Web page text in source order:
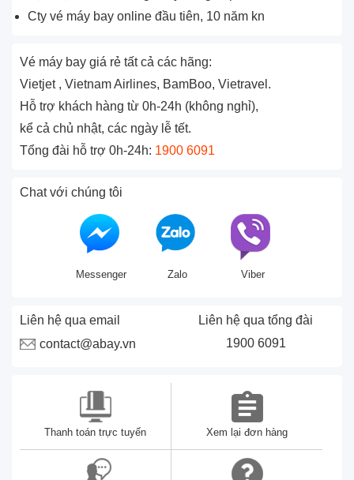
Cty vé máy bay online đầu tiên, 10 năm kn
Vé máy bay giá rẻ tất cả các hãng:
Vietjet , Vietnam Airlines, BamBoo, Vietravel.
Hỗ trợ khách hàng từ 0h-24h (không nghỉ),
kể cả chủ nhật, các ngày lễ tết.
Tổng đài hỗ trợ 0h-24h: 1900 6091
Chat với chúng tôi
Messenger Zalo Viber
Liên hệ qua email
Liên hệ qua tổng đài
contact@abay.vn
1900 6091
Thanh toán trực tuyến Xem lại đơn hàng